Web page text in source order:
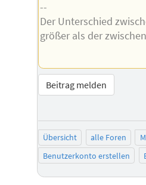
--
Der Unterschied
größer als der zwischen
Beitrag melden
Übersicht alle Foren
Benutzerkonto erstellen